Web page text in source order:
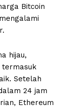
Bitcoin
hijau,
termasuk
Setelah
24 jam
Ethereum